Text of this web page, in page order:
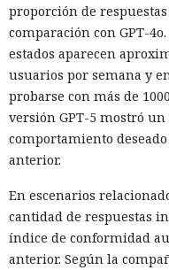
proporción de
comparación con GPT-
estados aparecen
usuarios por semana y
probarse con más de
versión GPT-5 mostró
comportamiento
anterior.
En escenarios
cantidad de respuestas
índice de conformidad
anterior. Según la